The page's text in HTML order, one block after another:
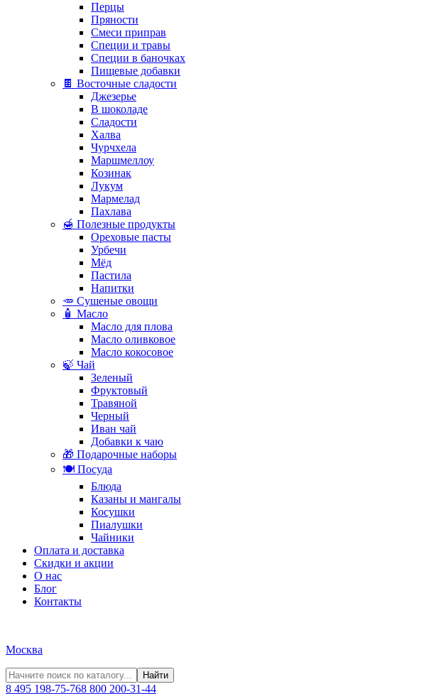
Перцы
Пряности
Смеси приправ
Специи и травы
Специи в баночках
Пищевые добавки
🍫 Восточные сладости
Джезерье
В шоколаде
Сладости
Халва
Чурчхела
Маршмеллоу
Козинак
Лукум
Мармелад
Пахлава
🍯 Полезные продукты
Ореховые пасты
Урбечи
Мёд
Пастила
Напитки
🥕 Сушеные овощи
🧴 Масло
Масло для плова
Масло оливковое
Масло кокосовое
🍃 Чай
Зеленый
Фруктовый
Травяной
Черный
Иван чай
Добавки к чаю
🎁 Подарочные наборы
🍽️ Посуда
Блюда
Казаны и мангалы
Косушки
Пиалушки
Чайники
Оплата и доставка
Скидки и акции
О нас
Блог
Контакты
Москва
Найти
8 495 198-75-768 800 200-31-44